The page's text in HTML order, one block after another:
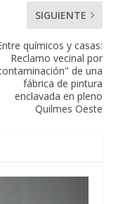
SIGUIENTE
químicos y casas:
Reclamo vecinal por
de una
fábrica de pintura
enclavada en pleno
Quilmes Oeste